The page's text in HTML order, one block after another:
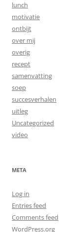
lunch
motivatie
ontbijt
over mij
overig
recept
samenvatting
soep
succesverhalen
uitleg
Uncategorized
video
META
Log in
Entries feed
Comments feed
WordPress.org